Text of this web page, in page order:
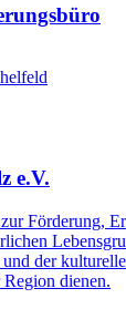
e.V.
Förderung,
der
dienen.